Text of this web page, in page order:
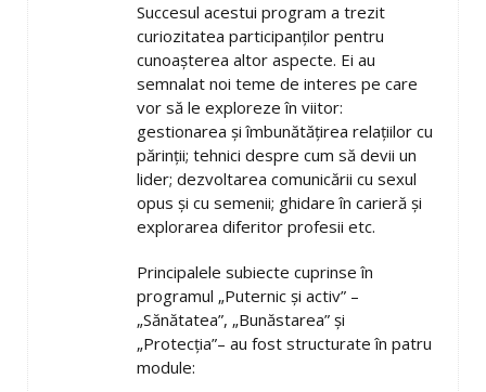
Succesul acestui program a trezit
curiozitatea participanților pentru
cunoașterea altor aspecte. Ei au
semnalat noi teme de interes pe care
vor să le exploreze în viitor:
gestionarea și îmbunătățirea relațiilor cu
părinții; tehnici despre cum să devii un
lider; dezvoltarea comunicării cu sexul
opus și cu semenii; ghidare în carieră și
explorarea diferitor profesii etc.
Principalele subiecte cuprinse în
programul „Puternic și activ” –
„Sănătatea”, „Bunăstarea” și
„Protecția”– au fost structurate în patru
module: